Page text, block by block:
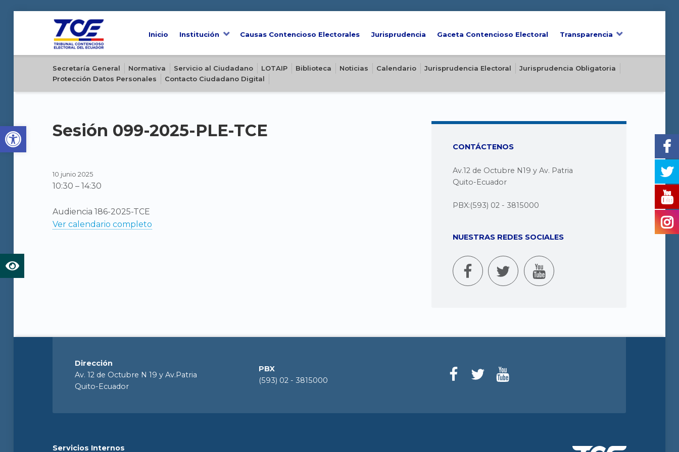
Open toolbar
Inicio Institución Causas Contencioso Electorales Jurisprudencia Gaceta Contencioso Electoral Transparencia
Secretaría General Normativa Servicio al Ciudadano LOTAIP Biblioteca Noticias Calendario Jurisprudencia Electoral
Jurisprudencia Obligatoria
Protección Datos Personales
Contacto Ciudadano Digital
Sesión 099-2025-PLE-TCE
10 junio 2025
10:30 –14:30
Audiencia 186-2025-TCE
Ver calendario completo
CONTÁCTENOS
Av.12 de Octubre N19 y Av. Patria
Quito-Ecuador
PBX:(593) 02 - 3815000
NUESTRAS REDES SOCIALES
Dirección
Av. 12 de Octubre N 19 y Av.Patria
Quito-Ecuador
PBX
(593) 02 - 3815000
Servicios Internos